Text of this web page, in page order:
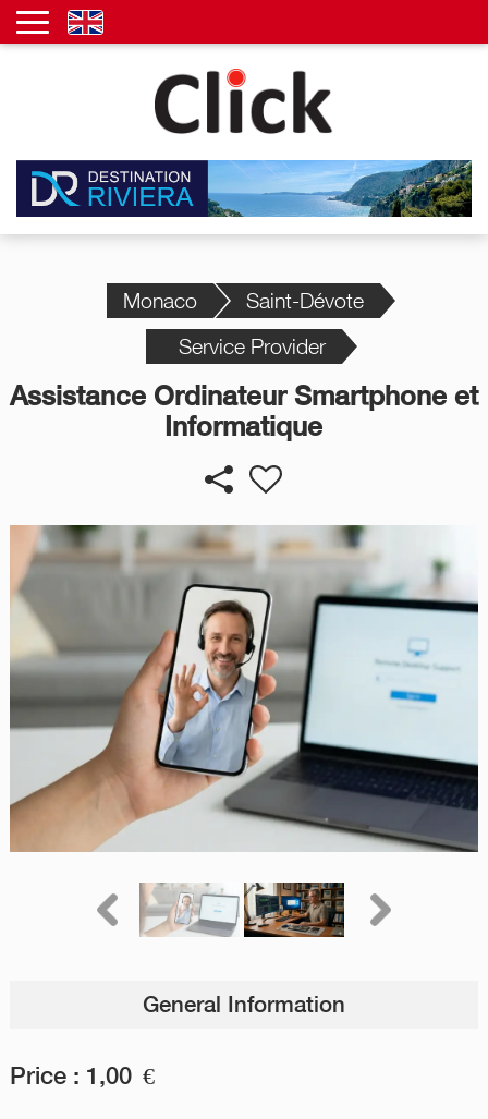
Monaco
Saint-Dévote
Service Provider
Assistance Ordinateur Smartphone et
Informatique
General Information
Price : 1,00 €